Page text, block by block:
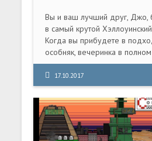
(2017) PC
Вы и ваш лучший друг, Джо,
в самый крутой
Когда вы прибудете в
особняк, вечеринка в
зажигаются фонари, гости
17.10.2017